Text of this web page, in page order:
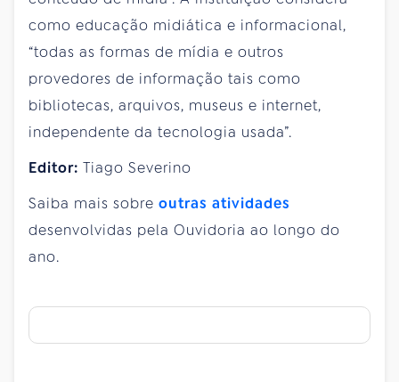
como educação midiática e informacional,
“todas as formas de mídia e outros
provedores de informação tais como
bibliotecas, arquivos, museus e internet,
independente da tecnologia usada”.
Editor: Tiago Severino
Saiba mais sobre outras atividades
desenvolvidas pela Ouvidoria ao longo do
ano.